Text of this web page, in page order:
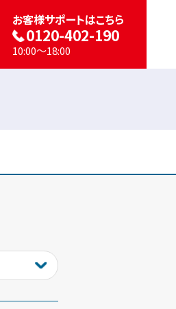
お客様サポートはこちら
0120-402-190
10:00～18:00